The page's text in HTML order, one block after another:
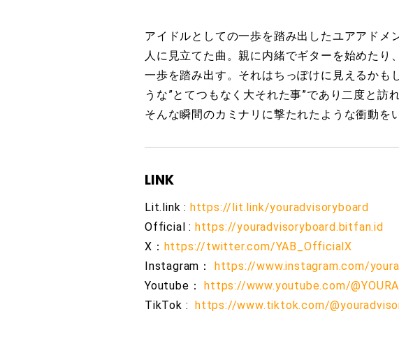
アイドルとしての一歩を踏み出したユアアド
人に見立てた曲。親に内緒でギターを始めた
一歩を踏み出す。それはちっぽけに見えるかも
うな”とてつもなく大それた事”であり二度と訪
そんな瞬間のカミナリに撃たれたような衝動を
LINK
Lit.link : https://lit.link/youradvisoryboard
Official : https://youradvisoryboard.bitfan.id
X： https://twitter.com/YAB_OfficialX
Instagram： https://www.instagram.com/
Youtube：https://www.youtube.com/
TikTok : https://www.tiktok.com/